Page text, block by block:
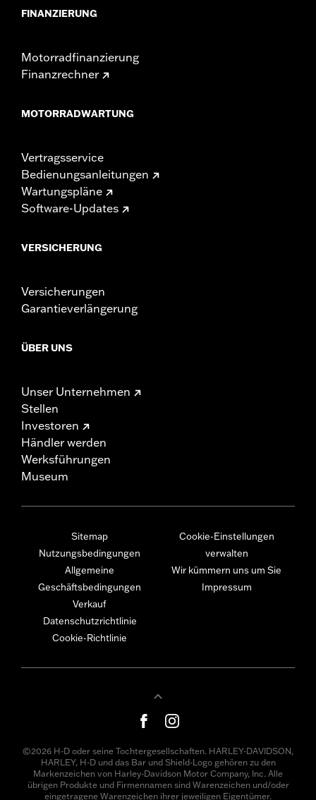
FINANZIERUNG
Motorradfinanzierung
Finanzrechner
MOTORRADWARTUNG
Vertragsservice
Bedienungsanleitungen
Wartungspläne
Software-Updates
VERSICHERUNG
Versicherungen
Garantieverlängerung
ÜBER UNS
Unser Unternehmen
Stellen
Investoren
Händler werden
Werksführungen
Museum
Sitemap
Nutzungsbedingungen
Allgemeine
Geschäftsbedingungen
Verkauf
Datenschutzrichtlinie
Cookie-Richtlinie
Cookie-Einstellungen
verwalten
Wir kümmern uns um Sie
Impressum
©2026 H-D oder seine Tochtergesellschaften. HARLEY-DAVIDSON,
HARLEY, H-D und das Bar und Shield-Logo gehören zu den
Markenzeichen von Harley-Davidson Motor Company, Inc. Alle
übrigen Produkte und Firmennamen sind Warenzeichen und/oder
eingetragene Warenzeichen ihrer jeweiligen Eigentümer.